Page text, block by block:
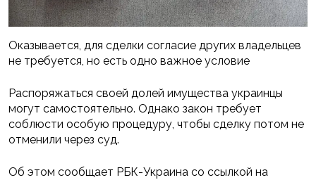
Оказывается, для сделки согласие других владельцев
не требуется, но есть одно важное условие
Распоряжаться своей долей имущества украинцы
могут самостоятельно. Однако закон требует
соблюсти особую процедуру, чтобы сделку потом не
отменили через суд.
Об этом сообщает РБК-Украина со ссылкой на